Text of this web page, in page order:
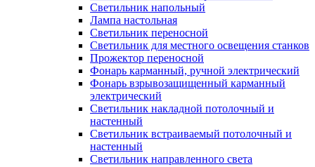
Светильник напольный
Лампа настольная
Светильник переносной
Светильник для местного освещения станков
Прожектор переносной
Фонарь карманный, ручной электрический
Фонарь взрывозащищенный карманный
электрический
Светильник накладной потолочный и
настенный
Светильник встраиваемый потолочный и
настенный
Светильник направленного света